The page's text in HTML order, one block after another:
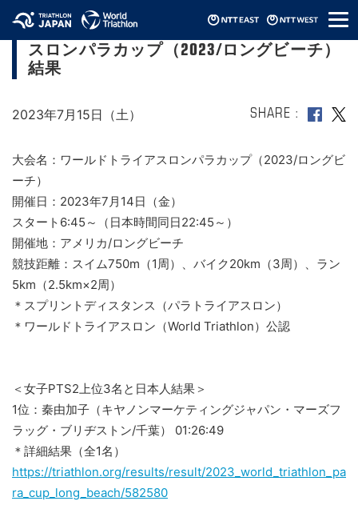
メ
ニ
PTS4宇田秀生初優勝！ワールドトライア
スロンパラカップ（2023/ロングビーチ）
結果
2023年7月15日（土） SHARE
大会名：ワールドトライアスロンパラカップ（2023/ロングビ
ーチ）
開催日：2023年7月14日（金）
スタート6:45～（日本時間同日22:45～）
開催地：アメリカ/ロングビーチ
競技距離：スイム750m（1周）、バイク20km（3周）、ラン
5km（2.5km×2周）
＊スプリントディスタンス（パラトライアスロン）
＊ワールドトライアスロン（World Triathlon）公認
＜女子PTS2上位3名と日本人結果＞
1位：秦由加子（キヤノンマーケティングジャパン・マーズフ
ラッグ・ブリヂストン/千葉） 01:26:49
＊詳細結果（全1名）
https://triathlon.org/results/result/2023_world_triathlon_pa
ra_cup_long_beach/582580